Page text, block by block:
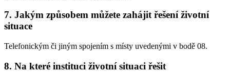
7. Jakým způsobem můžete zahájit řešení životní
situace
Telefonickým či jiným spojením s místy uvedenými v bodě 08.
8. Na které instituci životní situaci řešit